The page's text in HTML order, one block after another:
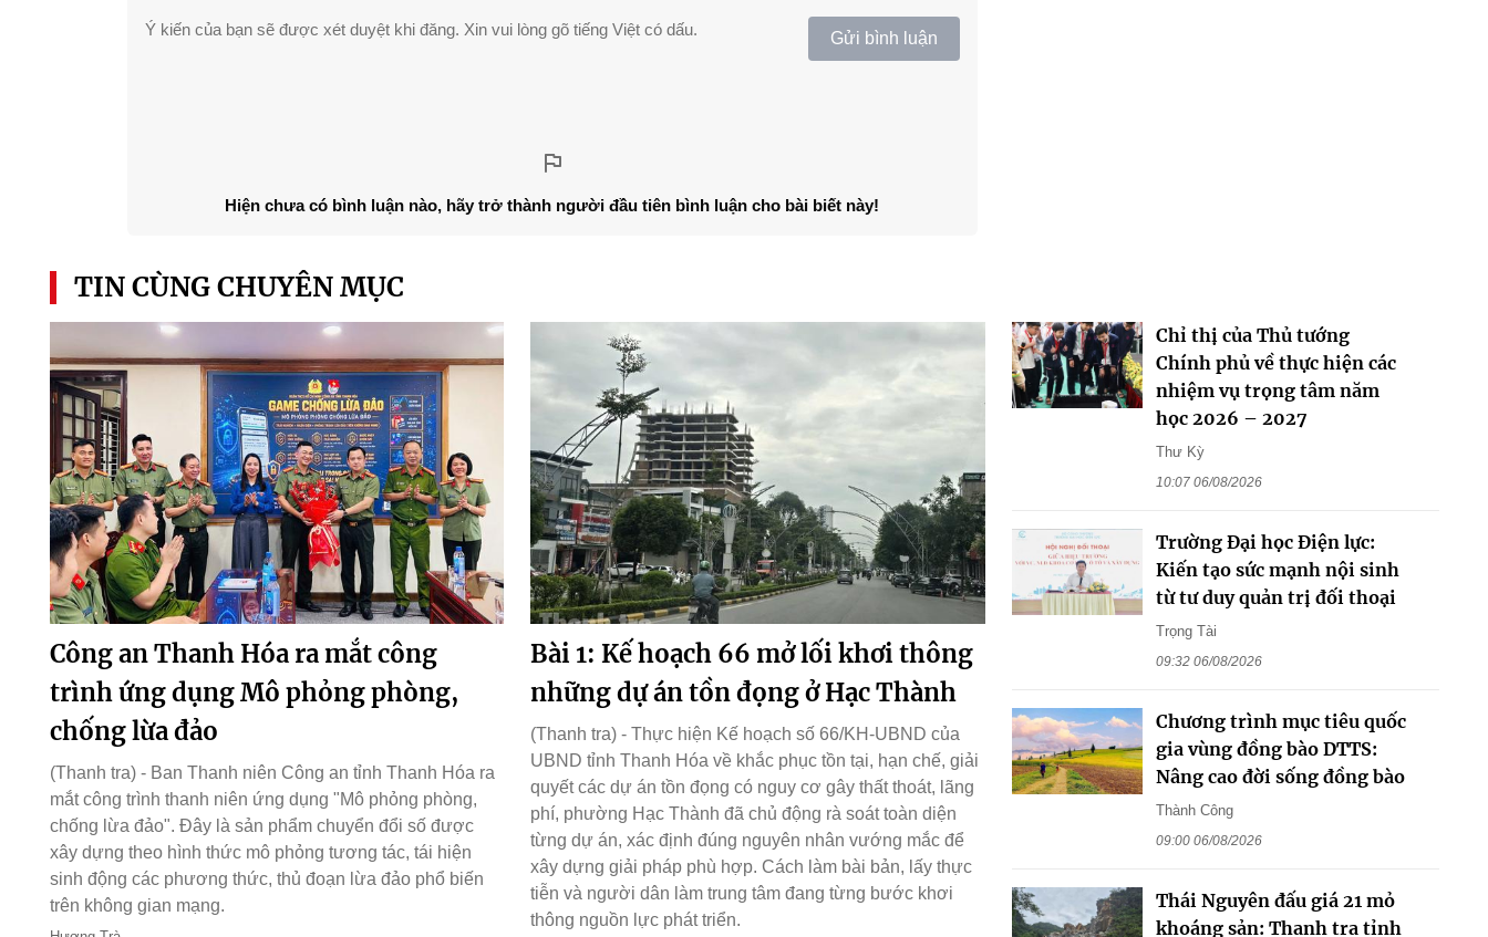
Ý kiến của bạn sẽ được xét duyệt khi đăng. Xin vui lòng gõ tiếng Việt có dấu. Gửi bình luận
Hiện chưa có bình luận nào, hãy trở thành người đầu tiên bình luận cho bài biết này!
TIN CÙNG CHUYÊN MỤC
Công an Thanh Hóa ra mắt công
trình ứng dụng Mô phỏng phòng,
chống lừa đảo
(Thanh tra) - Ban Thanh niên Công an tỉnh Thanh Hóa ra
mắt công trình thanh niên ứng dụng "Mô phỏng phòng,
chống lừa đảo". Đây là sản phẩm chuyển đổi số được
xây dựng theo hình thức mô phỏng tương tác, tái hiện
sinh động các phương thức, thủ đoạn lừa đảo phổ biến
trên không gian mạng.
Bài 1: Kế hoạch 66 mở lối khơi thông
những dự án tồn đọng ở Hạc Thành
(Thanh tra) - Thực hiện Kế hoạch số 66/KH-UBND của
UBND tỉnh Thanh Hóa về khắc phục tồn tại, hạn chế, giải
quyết các dự án tồn đọng có nguy cơ gây thất thoát, lãng
phí, phường Hạc Thành đã chủ động rà soát toàn diện
từng dự án, xác định đúng nguyên nhân vướng mắc để
xây dựng giải pháp phù hợp. Cách làm bài bản, lấy thực
tiễn và người dân làm trung tâm đang từng bước khơi
thông nguồn lực phát triển.
Chỉ thị của Thủ tướng
Chính phủ về thực hiện các
nhiệm vụ trọng tâm năm
học 2026 – 2027
Thư Kỳ
10:07 06/08/2026
Trường Đại học Điện lực:
Kiến tạo sức mạnh nội sinh
từ tư duy quản trị đối thoại
Trọng Tài
09:32 06/08/2026
Chương trình mục tiêu quốc
gia vùng đồng bào DTTS:
Nâng cao đời sống đồng bào
Thành Công
09:00 06/08/2026
Thái Nguyên đấu giá 21 mỏ
khoáng sản: Thanh tra tỉnh